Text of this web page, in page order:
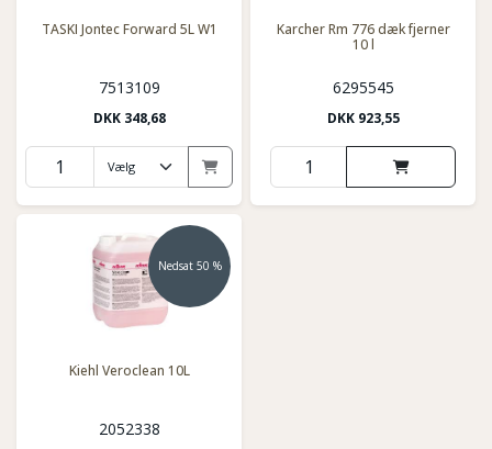
TASKI Jontec Forward 5L W1
7513109
DKK 348,68
Karcher Rm 776 dæk fjerner
10 l
6295545
DKK 923,55
Nedsat 50 %
Kiehl Veroclean 10L
2052338